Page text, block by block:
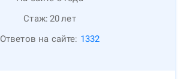
Стаж: 20лет
Ответов на сайте: 1332